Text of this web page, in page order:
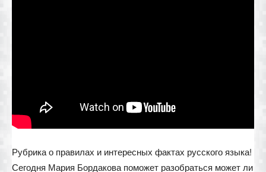
Рубрика о правилах и интересных фактах русского языка!
Сегодня Мария Бордакова поможет разобраться может ли